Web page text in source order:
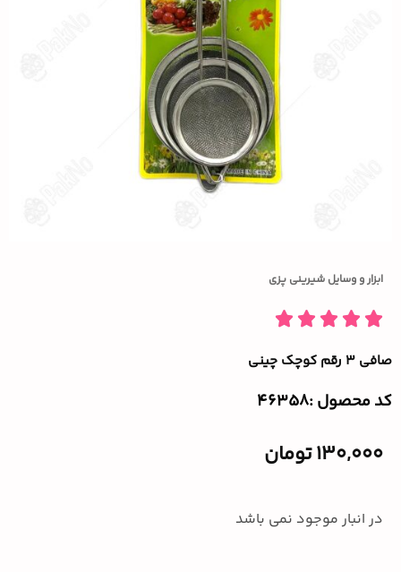
ابزار و وسایل شیرینی پزی
صافی ۳ رقم کوچک چینی
کد محصول :‌46358
130,000تومان
در انبار موجود نمی باشد